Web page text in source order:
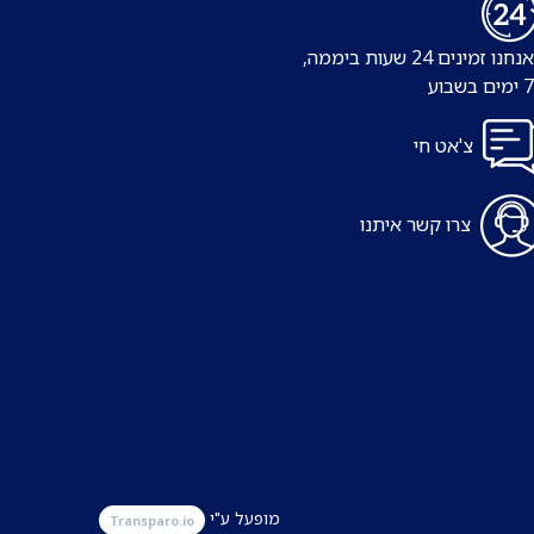
אנחנו זמינים 24 שעות ביממה,
7 ימים בשבוע
צ'אט חי
צרו קשר איתנו
מופעל ע"י Transparo.io